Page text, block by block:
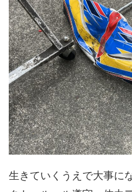
生きていくうえで大事に